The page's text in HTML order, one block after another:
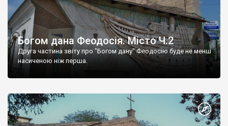
Богом дана Феодосія. Місто Ч.2
Друга частина звіту про "Богом дану" Феодосію буде не менш
насиченою ніж перша.